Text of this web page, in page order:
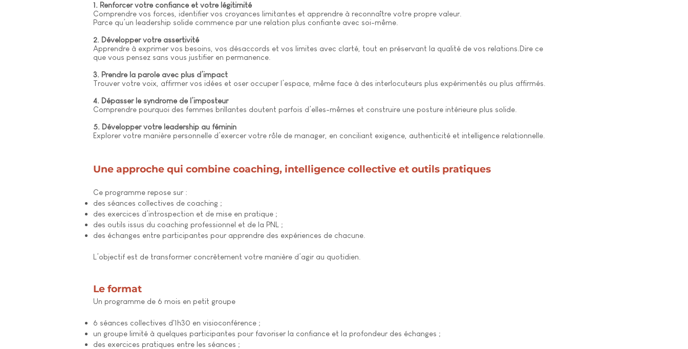
1. Renforcer votre confiance et votre légitimité
Comprendre vos forces, identifier vos croyances limitantes et apprendre à reconnaître votre propre valeur.
Parce qu’un leadership solide commence par une relation plus confiante avec soi-même.
2. Développer votre assertivité
Apprendre à exprimer vos besoins, vos désaccords et vos limites avec clarté, tout en préservant la qualité de vos relations.Dire ce
que vous pensez sans vous justifier en permanence.
3. Prendre la parole avec plus d’impact
Trouver votre voix, affirmer vos idées et oser occuper l’espace, même face à des interlocuteurs plus expérimentés ou plus affirmés.
4. Dépasser le syndrome de l’imposteur
Comprendre pourquoi des femmes brillantes doutent parfois d’elles-mêmes et construire une posture intérieure plus solide.
5. Développer votre leadership au féminin
Explorer votre manière personnelle d’exercer votre rôle de manager, en conciliant exigence, authenticité et intelligence relationnelle.
Une approche qui combine coaching, intelligence collective et outils pratiques
Ce programme repose sur :
des séances collectives de coaching ;
des exercices d’introspection et de mise en pratique ;
des outils issus du coaching professionnel et de la PNL ;
des échanges entre participantes pour apprendre des expériences de chacune.
L’objectif est de transformer concrètement votre manière d’agir au quotidien.
Le format
Un programme de 6 mois en petit groupe
6 séances collectives d'1h30 en visioconférence ;
un groupe limité à quelques participantes pour favoriser la confiance et la profondeur des échanges ;
des exercices pratiques entre les séances ;